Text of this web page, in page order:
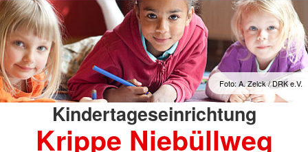
Foto: A. Zelck / DRK e.V.
Kindertageseinrichtung
Krippe Niebüllweg